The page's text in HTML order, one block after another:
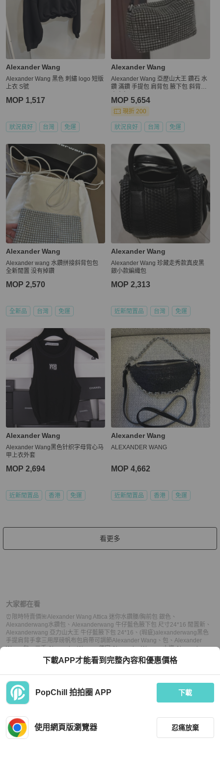
Alexander Wang
Alexander Wang 黑色 刺繡 logo 短版
上衣 S號
MOP 1,517
狀況良好 台灣 免運
Alexander Wang
Alexander Wang 亞歷山大王 鑽石 水
鑽 滿鑽 手提包 肩背包 腋下包 斜背包
MOP 5,654
現折 200
狀況良好 台灣 免運
Alexander Wang
Alexander wang 水鑽拼接斜背包包
全新閒置 没有掉鑽
MOP 2,570
全新品 台灣 免運
Alexander Wang
Alexander Wang 珍藏走秀款真皮黑
銀小款編織包
MOP 2,313
近新閒置品 台灣 免運
Alexander Wang
Alexander Wang黑色针织字母背心马
甲上衣外套
MOP 2,694
近新閒置品 香港 免運
Alexander Wang
ALEXANDER WANG
MOP 4,662
近新閒置品 香港 免運
看更多
大家都在看
⏰限時特賣價🌺Alexander Wang Attica 迷你水鑽腰/胸前包 銀色 、
Alexanderwang水鑽包 、 Alexanderwang 牛仔藍色腋下包 尺寸24*16 閒置新 、
Alexanderwang 亞力山大王 牛仔藍腋下包 24*16 、 (瑕疵)alexanderwang黑色
手提肩背手拿三用厚磅帆布包肩帶可調節Alexander Wang 、 包 、 Alexander
Wang 包、二手 Alexander Wang、便宜 Alexander Wang、小資 Alexander
熱門 Alexander Wang、中古 Alexander Wang、推薦 Alexander
二手 包、便宜 包 、小資 包、熱門 包、中古 包 、推薦 包
下載APP才能看到完整內容和優惠價格
PopChill 拍拍圈 APP 下載
使用網頁版瀏覽器 忍痛放棄